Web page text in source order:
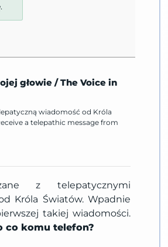
głowie /The Voice in
wiadomość od Króla
a telepathic message from
z telepatycznymi
Króla Światów. Wpadnie
takiej wiadomości.
co komu telefon?